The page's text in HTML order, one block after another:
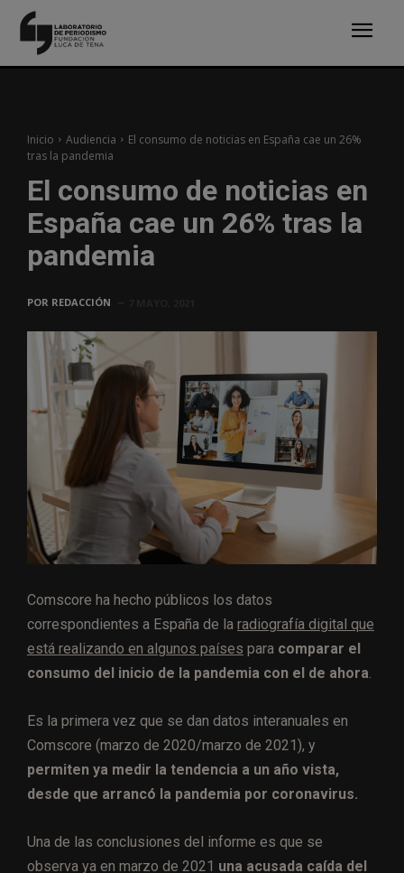
Inicio Audiencia
El consumo de noticias en España cae un 26%
tras la pandemia
El consumo de noticias en
España cae un 26% tras la
pandemia
POR REDACCIÓN
Comscore ha hecho públicos los datos
correspondientes a España de la radiografía digital que
está realizando en algunos países para comparar el
consumo del inicio de la pandemia con el de ahora
Es la primera vez que se dan datos interanuales en
Comscore (marzo de 2020/marzo de 2021), y
permiten ya medir la tendencia a un año vista,
desde que arrancó la pandemia por coronavirus.
Una de las conclusiones del informe es que se
observa ya en marzo de 2021 una acusada caída del